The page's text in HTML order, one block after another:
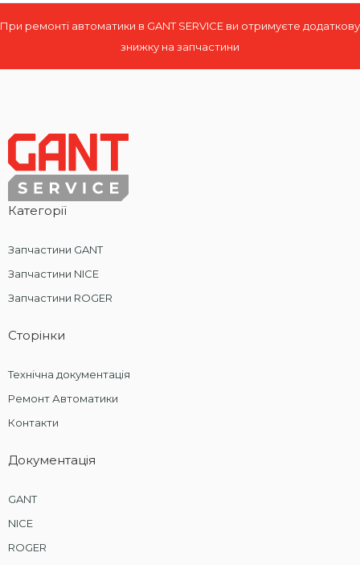
При ремонті автоматики в GANT SERVICE ви отримуєте додаткову
знижку на запчастини
Категорії
Запчастини GANT
Запчастини NICE
Запчастини ROGER
Сторінки
Технічна документація
Ремонт Автоматики
Контакти
Документація
GANT
NICE
ROGER